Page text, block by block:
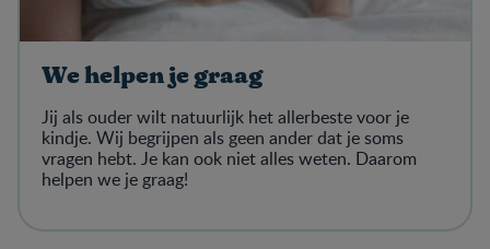
We helpen je graag
Jij als ouder wilt natuurlijk het allerbeste voor je
kindje. Wij begrijpen als geen ander dat je soms
vragen hebt. Je kan ook niet alles weten. Daarom
helpen we je graag!